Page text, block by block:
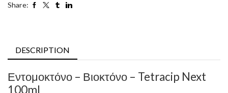
Share:
DESCRIPTION
Εντομοκτόνο – Βιοκτόνο – Tetracip Next
100ml